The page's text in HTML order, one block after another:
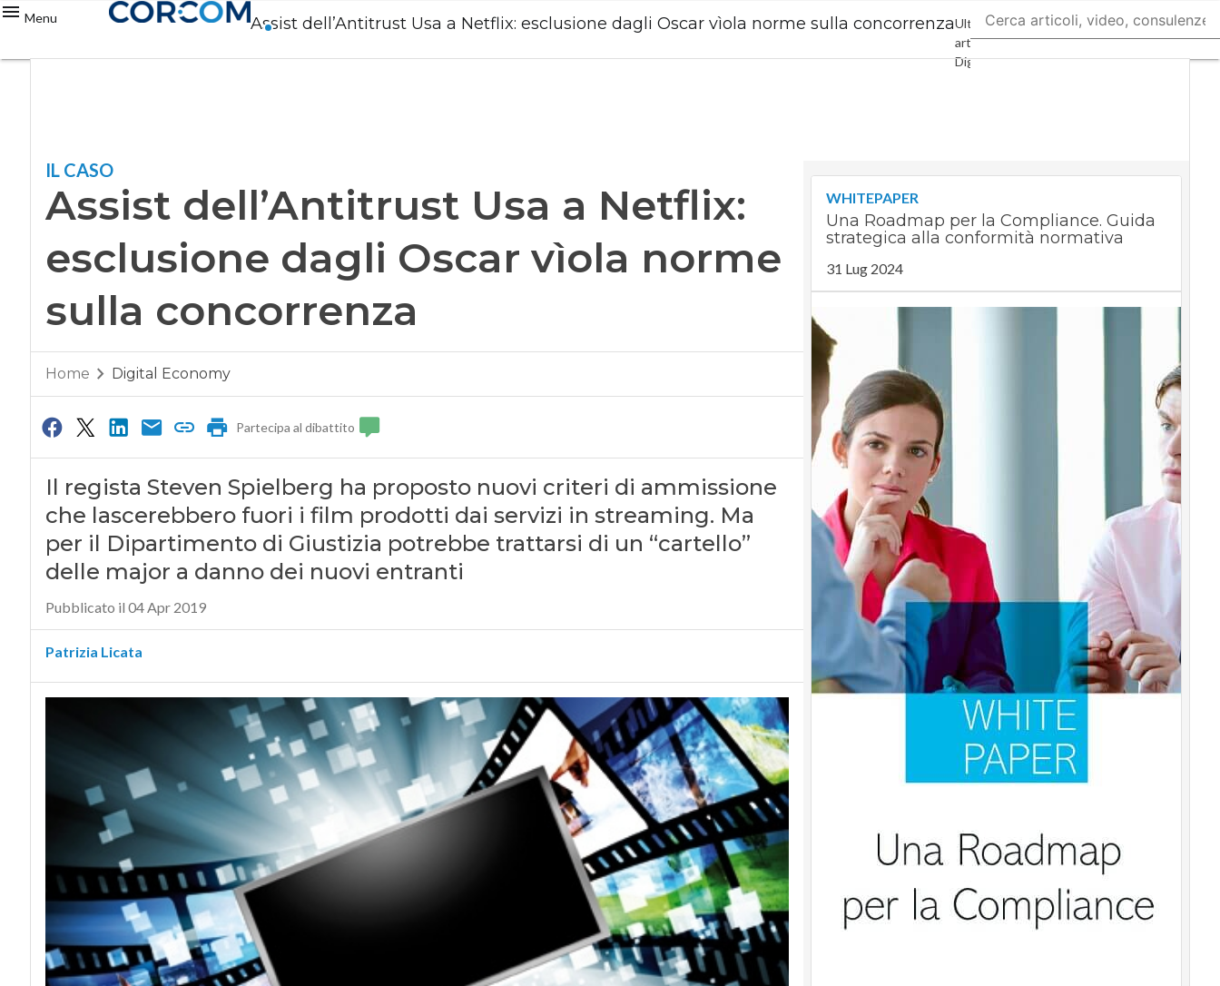
Menu Assist dell’Antitrust Usa a Netflix: esclusione dagli Oscar vìola norme sulla concorrenzaUltimi
articoli
Digital
PA
Green
economy
Videointerviste
IL CASO
Assist dell’Antitrust Usa a Netflix:
esclusione dagli Oscar vìola norme
sulla concorrenza
Home Digital Economy
Partecipa al dibattito
Il regista Steven Spielberg ha proposto nuovi criteri di ammissione
che lascerebbero fuori i film prodotti dai servizi in streaming. Ma
per il Dipartimento di Giustizia potrebbe trattarsi di un “cartello”
delle major a danno dei nuovi entranti
Pubblicato il 04 Apr 2019
Patrizia Licata
WHITEPAPER
Una Roadmap per la Compliance. Guida
strategica alla conformità normativa
31 Lug 2024